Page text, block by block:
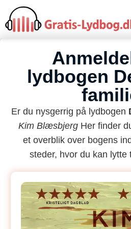
lydbogen
Er du nysgerrig på lydbogen
Kim BlæsbjergHer finder
et overblik over bogens
steder, hvor du kan lytte